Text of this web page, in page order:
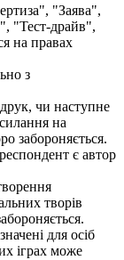
"Заява",
"Тест-драйв",
на правах
з
чи наступне
на
забороняється.
є автор
творів
для осіб
іграх може